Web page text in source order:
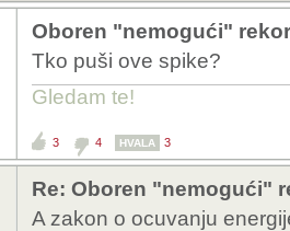
Oboren "nemogući"
Tko puši ove spike?
Gledam te!
3 4 HVALA 3
Re: Oboren "nemogući"
A zakon o ocuvanju